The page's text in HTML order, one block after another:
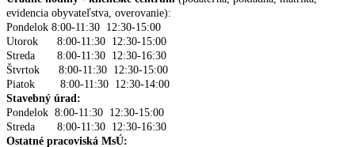
evidencia obyvateľstva, overovanie):
Pondelok 8:00-11:30 12:30-15:00
Utorok 8:00-11:30 12:30-15:00
Streda 8:00-11:30 12:30-16:30
Štvrtok 8:00-11:30 12:30-15:00
Piatok 8:00-11:30 12:30-14:00
Stavebný úrad:
Pondelok 8:00-11:30 12:30-15:00
Streda 8:00-11:30 12:30-16:30
Ostatné pracoviská MsÚ: